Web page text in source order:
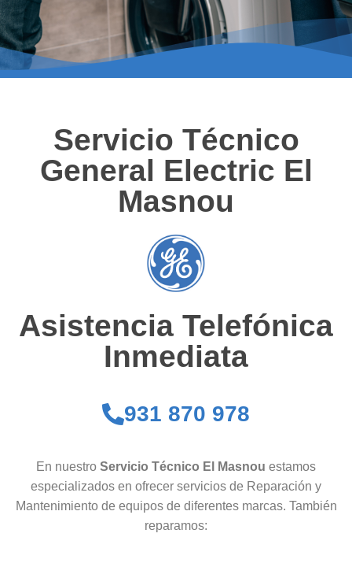
Servicio Técnico
General Electric El
Masnou
Asistencia Telefónica
Inmediata
931 870 978
En nuestro Servicio Técnico El Masnou estamos
especializados en ofrecer servicios de Reparación y
Mantenimiento de equipos de diferentes marcas. También
reparamos: